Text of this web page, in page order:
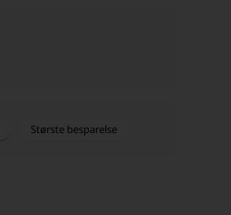
Største besparelse